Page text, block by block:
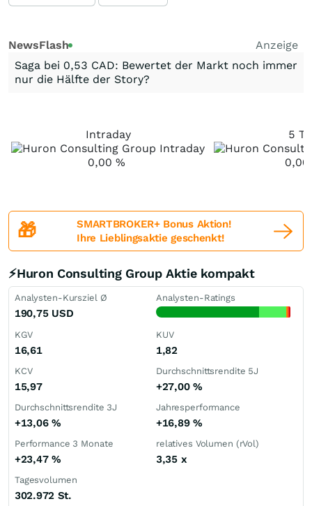
NewsFlash
Anzeige
Saga bei 0,53 CAD: Bewertet der Markt noch immer
nur die Hälfte der Story?
Intraday
0,00 %
5
0,00
🎁
SMARTBROKER+ Bonus Aktion!
Ihre Lieblingsaktie geschenkt!
⚡Huron Consulting Group Aktie kompakt
Analysten-Kursziel Ø
190,75 USD
Analysten-Ratings
KGV
16,61
KUV
1,82
KCV
15,97
Durchschnittsrendite 5J
+27,00 %
Durchschnittsrendite 3J
+13,06 %
Jahresperformance
+16,89 %
Performance 3 Monate
+23,47 %
relatives Volumen (rVol)
3,35 x
Tagesvolumen
302.972 St.